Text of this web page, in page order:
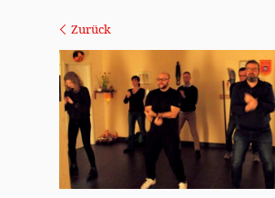
Bilder Navigation
Zurück